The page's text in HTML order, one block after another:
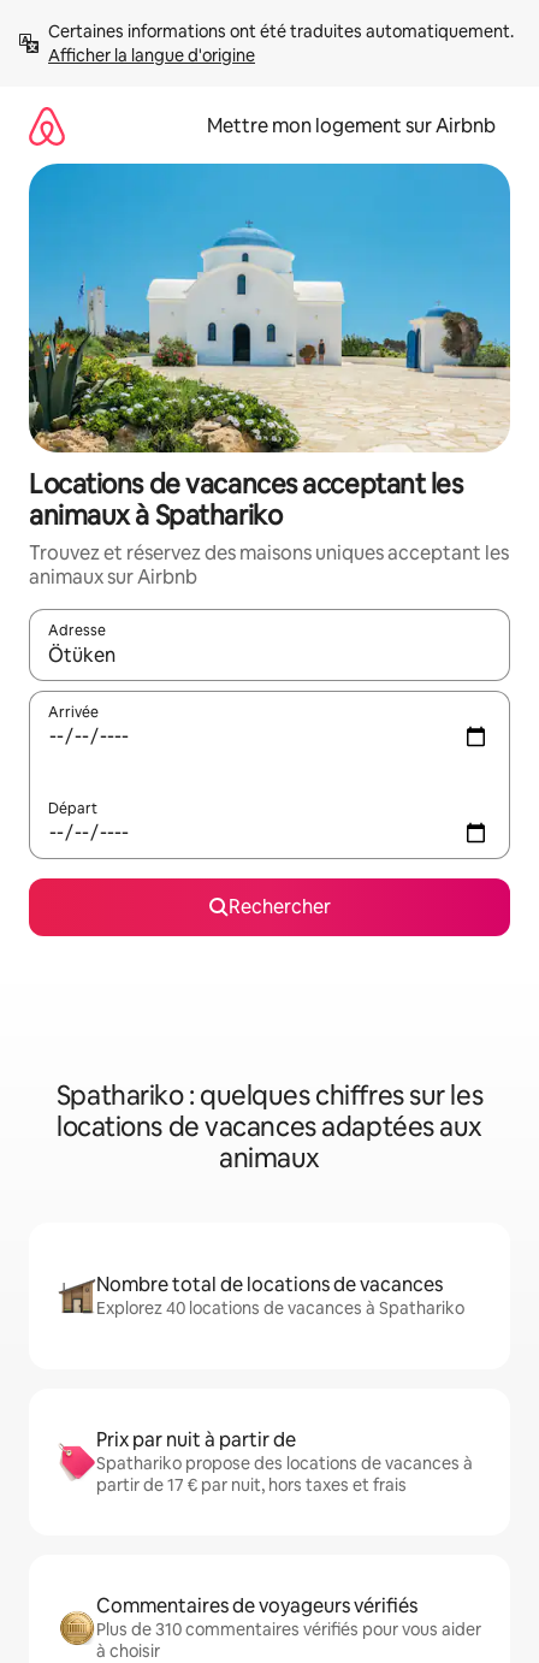
directement
Afficher la langue d'origine
Mettre mon logement sur Airbnb
Locations de vacances acceptant les
animaux à Spathariko
Trouvez et réservez des maisons uniques acceptant les
animaux sur Airbnb
Adresse
Lorsque les résultats s'affichent, utilisez les flèches vers le
Arrivée
Départ
Rechercher
Spathariko : quelques chiffres sur les
locations de vacances adaptées aux
animaux
Nombre total de locations de vacances
Explorez 40 locations de vacances à Spathariko
Prix par nuit à partir de
Spathariko propose des locations de vacances à
partir de 17 € par nuit, hors taxes et frais
Commentaires de voyageurs vérifiés
Plus de 310 commentaires vérifiés pour vous aider
à choisir